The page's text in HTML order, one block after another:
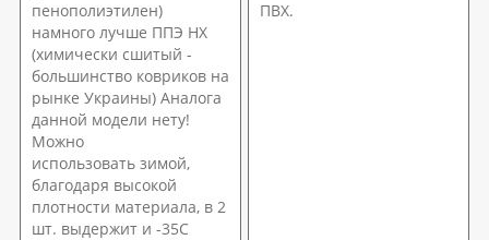
пенополиэтилен)
намного лучше ППЭ НХ
(химически сшитый -
большинство ковриков на
рынке Украины) Аналога
данной модели нету!
Можно
использовать зимой,
благодаря высокой
плотности материала, в 2
шт. выдержит и -35С
ПВХ.